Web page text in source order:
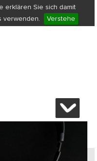
erklären Sie sich damit
verwenden.
Verstehe